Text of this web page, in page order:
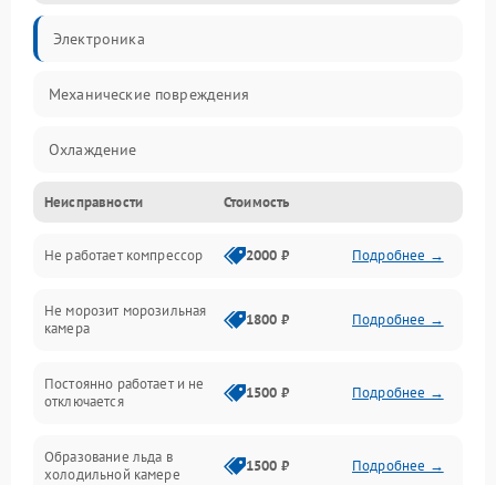
Электроника
Механические повреждения
Охлаждение
Механика
Электропитание
Дренаж
Неисправности Стоимость
Не работает компрессор 2000 ₽ Подробнее →
Не морозит морозильная
камера
1800 ₽ Подробнее →
Постоянно работает и не
отключается
1500 ₽ Подробнее →
Образование льда в
холодильной камере
1500 ₽ Подробнее →